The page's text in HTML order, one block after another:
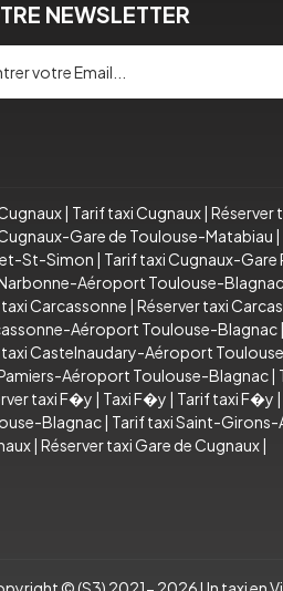
NEWSLETTER
Tarif taxi Cugnaux Réserver
Gare de Toulouse-Matabiau
St-Simon
Tarif taxi Cugnaux-
Aéroport Toulouse-Blagnac
Carcassonne Réserver taxi
Aéroport Toulouse-Blagnac
taxi Castelnaudary-Aéroport
Aéroport Toulouse-Blagnac
taxi F�y
Taxi F�y Tarif taxi F�y
Blagnac Tarif taxi Saint-
Réserver taxi Gare de Cugnaux